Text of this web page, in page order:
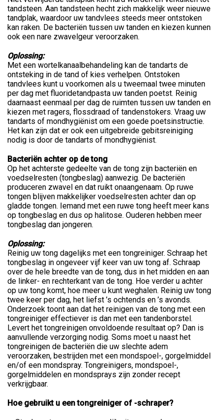
tandsteen. Aan tandsteen hecht zich makkelijk weer nieuwe
tandplak, waardoor uw tandvlees steeds meer ontstoken
kan raken. De bacteriën tussen uw tanden en kiezen kunnen
ook een nare zwavelgeur veroorzaken.
Oplossing:
Met een wortelkanaalbehandeling kan de tandarts de
ontsteking in de tand of kies verhelpen. Ontstoken
tandvlees kunt u voorkomen als u tweemaal twee minuten
per dag met fluoridetandpasta uw tanden poetst. Reinig
daarnaast eenmaal per dag de ruimten tussen uw tanden en
kiezen met ragers, flossdraad of tandenstokers. Vraag uw
tandarts of mondhygiënist om een goede poetsinstructie.
Het kan zijn dat er ook een uitgebreide gebitsreiniging
nodig is door de tandarts of mondhygiënist.
Bacteriën achter op de tong
Op het achterste gedeelte van de tong zijn bacteriën en
voedselresten (tongbeslag) aanwezig. De bacteriën
produceren zwavel en dat ruikt onaangenaam. Op ruwe
tongen blijven makkelijker voedselresten achter dan op
gladde tongen. Iemand met een ruwe tong heeft meer kans
op tongbeslag en dus op halitose. Ouderen hebben meer
tongbeslag dan jongeren.
Oplossing:
Reinig uw tong dagelijks met een tongreiniger. Schraap het
tongbeslag in ongeveer vijf keer van uw tong af. Schraap
over de hele breedte van de tong, dus in het midden en aan
de linker- en rechterkant van de tong. Hoe verder u achter
op uw tong komt, hoe meer u kunt weghalen. Reinig uw tong
twee keer per dag, het liefst ’s ochtends en ’s avonds.
Onderzoek toont aan dat het reinigen van de tong met een
tongreiniger effectiever is dan met een tandenborstel.
Levert het tongreinigen onvoldoende resultaat op? Dan is
aanvullende verzorging nodig. Soms moet u naast het
tongreinigen de bacteriën die uw slechte adem
veroorzaken, bestrijden met een mondspoel-, gorgelmiddel
en/of een mondspray. Tongreinigers, mondspoel-,
gorgelmiddelen en mondsprays zijn zonder recept
verkrijgbaar.
Hoe gebruikt u een tongreiniger of -schraper?